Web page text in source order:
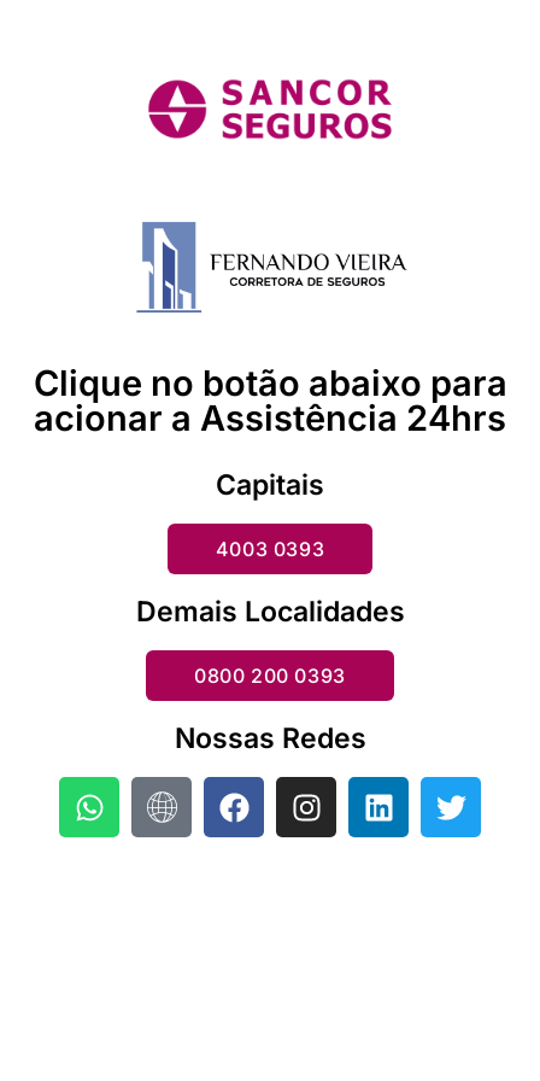
Clique no botão abaixo para
acionar a Assistência 24hrs
Capitais
4003 0393
Demais Localidades
0800 200 0393
Nossas Redes